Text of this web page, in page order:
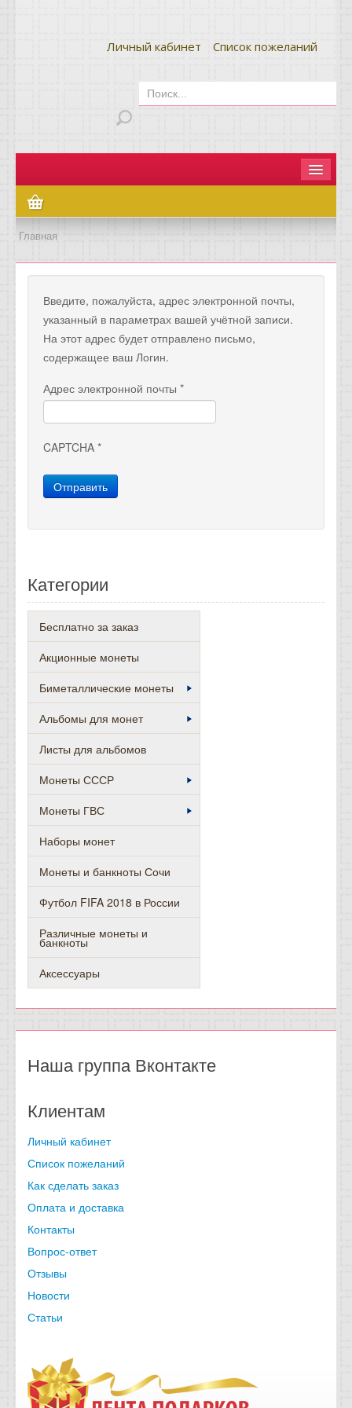
Личный кабинет Список пожеланий
Главная
Как сделать заказ
Оплата и доставка
Контакты
Вопрос-ответ
Отзывы
Новости
Статьи
Главная
Введите, пожалуйста, адрес электронной почты,
указанный в параметрах вашей учётной записи.
На этот адрес будет отправлено письмо,
содержащее ваш Логин.
Адрес электронной почты *
CAPTCHA *
Отправить
Категории
Бесплатно за заказ
Акционные монеты
Биметаллические монеты
Альбомы для монет
Листы для альбомов
Монеты СССР
Монеты ГВС
Наборы монет
Монеты и банкноты Сочи
Футбол FIFA 2018 в России
Различные монеты и
банкноты
Аксессуары
Наша группа Вконтакте
Клиентам
Личный кабинет
Список пожеланий
Как сделать заказ
Оплата и доставка
Контакты
Вопрос-ответ
Отзывы
Новости
Статьи